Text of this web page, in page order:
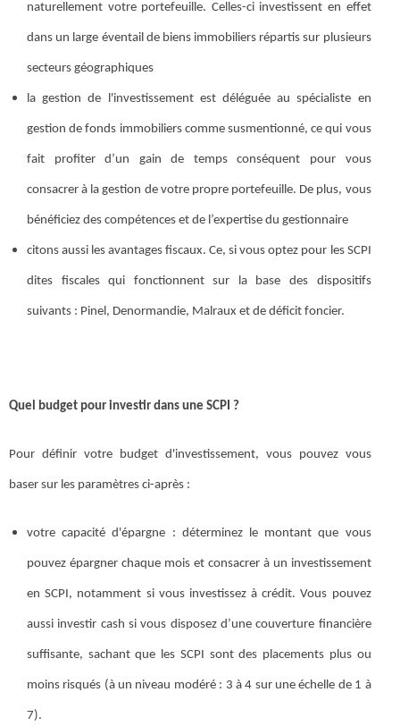
naturellement votre portefeuille. Celles-ci investissent en effet
dans un large éventail de biens immobiliers répartis sur plusieurs
secteurs géographiques
la gestion de l'investissement est déléguée au spécialiste en
gestion de fonds immobiliers comme susmentionné, ce qui vous
fait profiter d’un gain de temps conséquent pour vous
consacrer à la gestion de votre propre portefeuille. De plus, vous
bénéficiez des compétences et de l’expertise du gestionnaire
citons aussi les avantages fiscaux. Ce, si vous optez pour les SCPI
dites fiscales qui fonctionnent sur la base des dispositifs
suivants : Pinel, Denormandie, Malraux et de déficit foncier.
Quel budget pour investir dans une SCPI ?
Pour définir votre budget d'investissement, vous pouvez vous
baser sur les paramètres ci-après :
votre capacité d'épargne : déterminez le montant que vous
pouvez épargner chaque mois et consacrer à un investissement
en SCPI, notamment si vous investissez à crédit. Vous pouvez
aussi investir cash si vous disposez d’une couverture financière
suffisante, sachant que les SCPI sont des placements plus ou
moins risqués (à un niveau modéré : 3 à 4 sur une échelle de 1 à
7).